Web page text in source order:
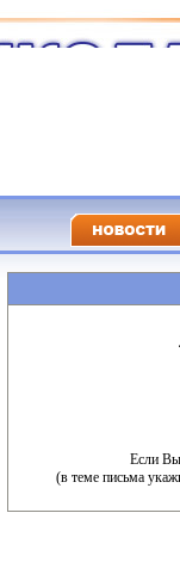
Если Вы
(в теме письма